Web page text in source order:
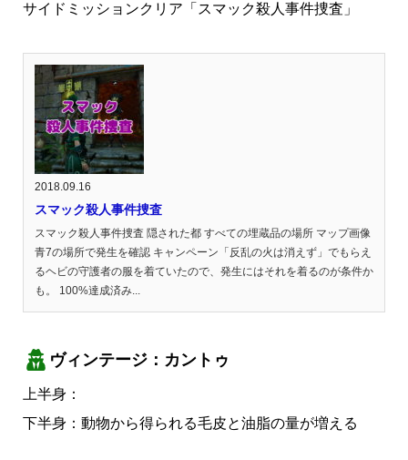
サイドミッションクリア「スマック殺人事件捜査」
2018.09.16
スマック殺人事件捜査
スマック殺人事件捜査 隠された都 すべての埋蔵品の場所 マップ画像
青7の場所で発生を確認 キャンペーン「反乱の火は消えず」でもらえ
るヘビの守護者の服を着ていたので、発生にはそれを着るのが条件か
も。 100%達成済み...
ヴィンテージ：カントゥ
上半身：
下半身：動物から得られる毛皮と油脂の量が増える